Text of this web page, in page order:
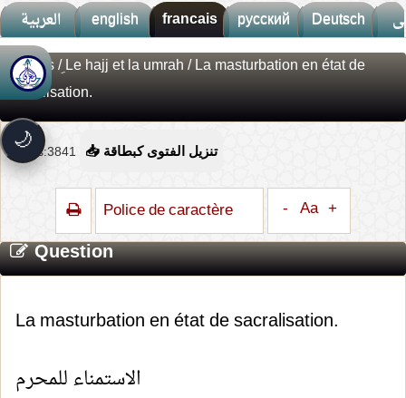
العربية english francais русский Deutsch
🌙
🚀 جديد الموقع!
سرعة فائقة
واجهة أكثر أناقة وسهولة
🔔إشعارات ذكية
تتابع كل جديد بخطوة واحدة
Fatwas/ِLe hajj et la umrah/ La masturbation en état de
sacralisation.
Vues:3841 📥 تنزيل الفتوى كبطاقة
Police de caractère - Aa +
Question
La masturbation en état de sacralisation.
الاستمناء للمحرم